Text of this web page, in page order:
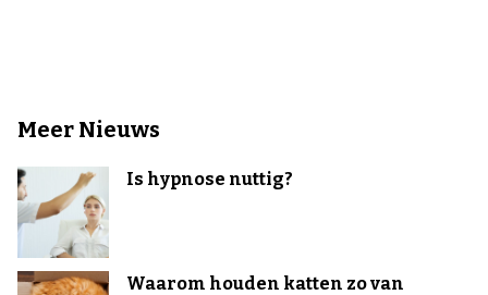
Meer Nieuws
Is hypnose nuttig?
Waarom houden katten zo van